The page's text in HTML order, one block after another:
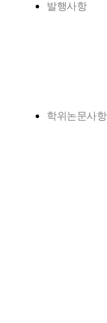
발행사항
학위논문사항